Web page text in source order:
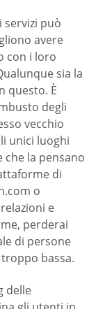
servizi può
avere
con i loro
sia la
questo. È
degli
vecchio
unici luoghi
la pensano
di
o
e
perderai
di persone
bassa.
delle